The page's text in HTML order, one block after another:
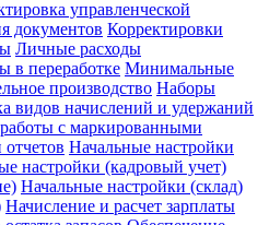
управленческой
документов Корректировки
Личные расходы
в переработке Минимальные
производство Наборы
видов начислений и удержаний
с маркированными
Начальные настройки
настройки (кадровый учет)
Начальные настройки (склад)
Начисление и расчет зарплаты